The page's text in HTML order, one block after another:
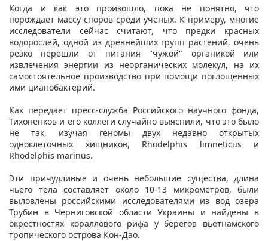
Когда и как это произошло, пока не понятно, что
порождает массу споров среди ученых. К примеру, многие
исследователи сейчас считают, что предки красных
водорослей, одной из древнейших групп растений, очень
резко перешли от питания "чужой" органикой или
извлечения энергии из неорганических молекул, на их
самостоятельное производство при помощи поглощенных
ими цианобактерий.
Как передает пресс-служба Российского научного фонда,
Тихоненков и его коллеги случайно выяснили, что это было
не так, изучая геномы двух недавно открытых
одноклеточных хищников, Rhodelphis limneticus и
Rhodelphis marinus.
Эти причудливые и очень небольшие существа, длина
чьего тела составляет около 10-13 микрометров, были
выловлены российскими исследователями из вод озера
Трубин в Черниговской области Украины и найдены в
окрестностях кораллового рифа у берегов вьетнамского
тропического острова Кон-Дао.